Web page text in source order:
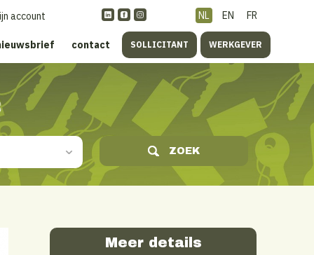
NL EN FR
account
contact SOLLICITANT WERKGEVER
ZOEK
Meer details